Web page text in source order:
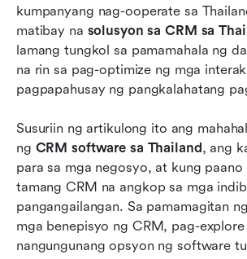
kumpanyang nag-ooperate sa
matibay na solusyon sa CRM sa
lamang tungkol sa pamamahala ng
na rin sa pag-optimize ng mga
pagpapahusay ng pangkalahatang
Susuriin ng artikulong ito ang
ng CRM software sa Thailand, ang
para sa mga negosyo, at kung paano
tamang CRM na angkop sa mga
pangangailangan. Sa pamamagitan
mga benepisyo ng CRM, pag-explore
nangungunang opsyon ng software
Kung paano nilulutas ng Lark ang
CRM sa Thailand: Isang pag-aaral
Mga hinaharap na prediksyon para
Thailand
Konklusyon
Mga Madalas Itanong
May kaugnayang pagbasa